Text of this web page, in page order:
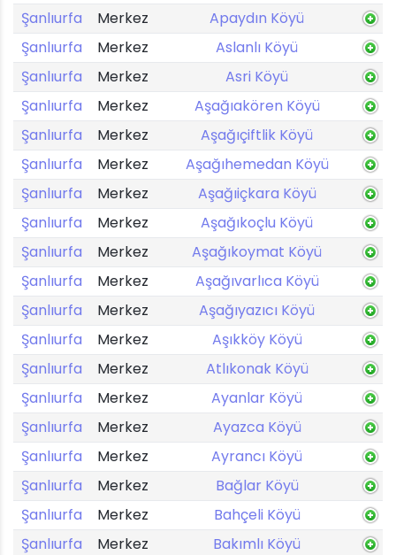
Şanlıurfa
Merkez
Apaydın Köyü
Şanlıurfa
Merkez
Aslanlı Köyü
Şanlıurfa
Merkez
Asri Köyü
Şanlıurfa
Merkez
Aşağıakören Köyü
Şanlıurfa
Merkez
Aşağıçiftlik Köyü
Şanlıurfa
Merkez
Aşağıhemedan Köyü
Şanlıurfa
Merkez
Aşağıiçkara Köyü
Şanlıurfa
Merkez
Aşağıkoçlu Köyü
Şanlıurfa
Merkez
Aşağıkoymat Köyü
Şanlıurfa
Merkez
Aşağıvarlıca Köyü
Şanlıurfa
Merkez
Aşağıyazıcı Köyü
Şanlıurfa
Merkez
Aşıkköy Köyü
Şanlıurfa
Merkez
Atlıkonak Köyü
Şanlıurfa
Merkez
Ayanlar Köyü
Şanlıurfa
Merkez
Ayazca Köyü
Şanlıurfa
Merkez
Ayrancı Köyü
Şanlıurfa
Merkez
Bağlar Köyü
Şanlıurfa
Merkez
Bahçeli Köyü
Şanlıurfa
Merkez
Bakımlı Köyü